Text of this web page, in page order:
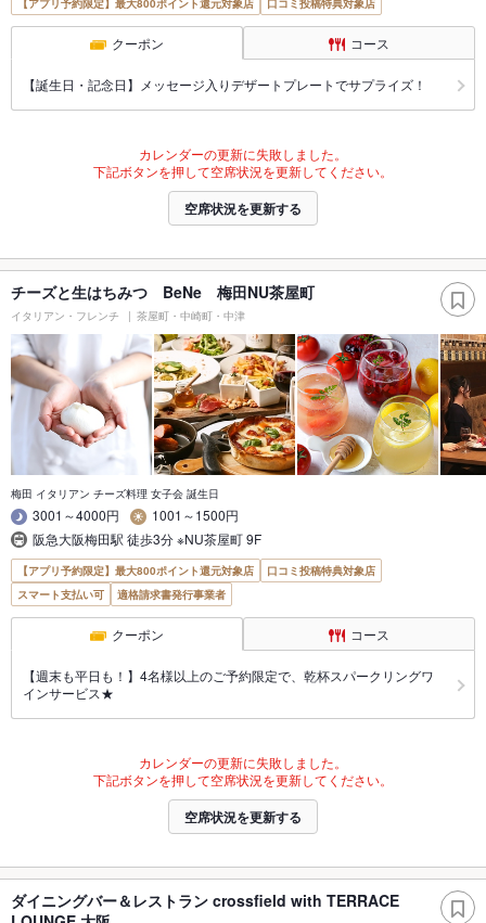
【アプリ予約限定】最大800ポイント還元対象店 口コミ投稿特典対象店
クーポン コース
【誕生日・記念日】メッセージ入りデザートプレートでサプライズ！
カレンダーの更新に失敗しました。
下記ボタンを押して空席状況を更新してください。
空席状況を更新する
チーズと生はちみつ BeNe 梅田NU茶屋町
イタリアン・フレンチ 茶屋町・中崎町・中津
梅田 イタリアン チーズ料理 女子会 誕生日
3001～4000円
1001～1500円
阪急大阪梅田駅 徒歩3分 ※NU茶屋町 9F
【アプリ予約限定】最大800ポイント還元対象店
口コミ投稿特典対象店
スマート支払い可
適格請求書発行事業者
クーポン コース
【週末も平日も！】4名様以上のご予約限定で、乾杯スパークリングワ
インサービス★
カレンダーの更新に失敗しました。
下記ボタンを押して空席状況を更新してください。
空席状況を更新する
ダイニングバー＆レストラン crossfield with TERRACE